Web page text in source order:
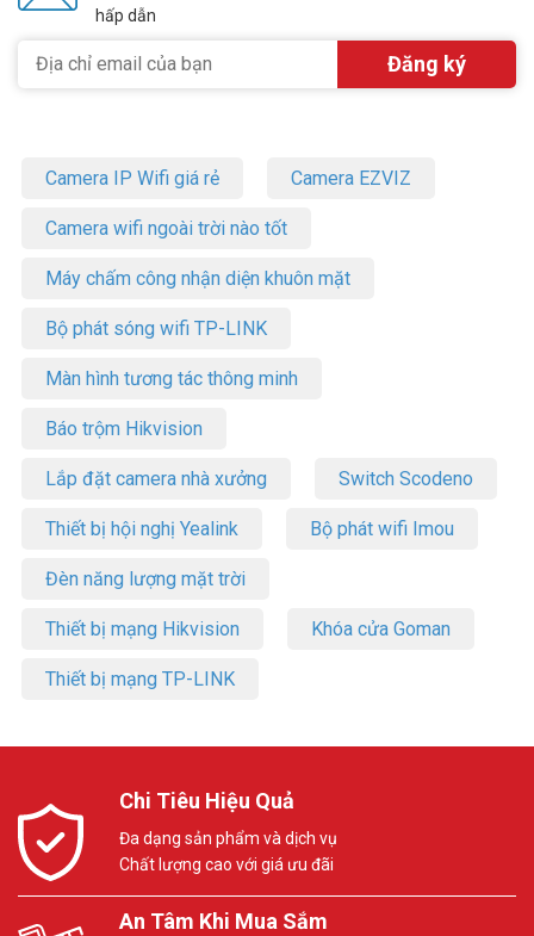
hấp dẫn
Camera IP Wifi giá rẻ Camera EZVIZ
Camera wifi ngoài trời nào tốt
Máy chấm công nhận diện khuôn mặt
Bộ phát sóng wifi TP-LINK
Màn hình tương tác thông minh
Báo trộm Hikvision
Lắp đặt camera nhà xưởng Switch Scodeno
Thiết bị hội nghị Yealink Bộ phát wifi Imou
Đèn năng lượng mặt trời
Thiết bị mạng Hikvision Khóa cửa Goman
Thiết bị mạng TP-LINK
Chi Tiêu Hiệu Quả
Đa dạng sản phẩm và dịch vụ
Chất lượng cao với giá ưu đãi
An Tâm Khi Mua Sắm